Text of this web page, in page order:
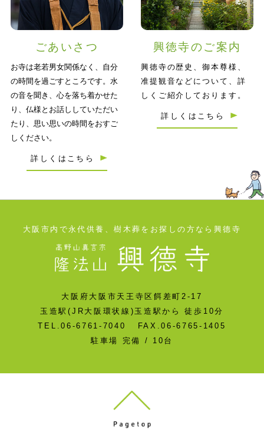
ごあいさつ
お寺は老若男女関係なく、自分
の時間を過ごすところです。水
の音を聞き、心を落ち着かせた
り、仏様とお話ししていただい
たり、思い思いの時間をおすご
しください。
詳しくはこちら
興徳寺のご案内
興徳寺の歴史、御本尊様、
准提観音などについて、詳
しくご紹介しております。
詳しくはこちら
大阪市内で永代供養、樹木葬をお探しの方なら興德寺
大阪府大阪市天王寺区餌差町2-17
玉造駅(JR大阪環状線)玉造駅から 徒歩10分
TEL.06-6761-7040 FAX.06-6765-1405
駐車場 完備 / 10台